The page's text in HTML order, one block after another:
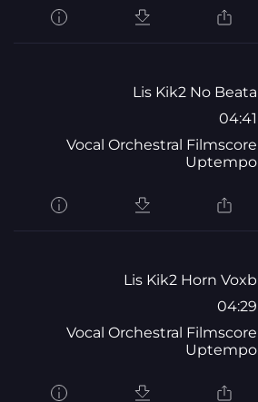
Lis Kik2 No Beata
04:41
Vocal Orchestral Filmscore
Uptempo
Lis Kik2 Horn Voxb
04:29
Vocal Orchestral Filmscore
Uptempo